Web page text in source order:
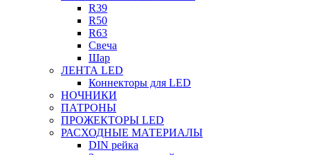
R39
R50
R63
Свеча
Шар
ЛЕНТА LED
Коннекторы для LED
НОЧНИКИ
ПАТРОНЫ
ПРОЖЕКТОРЫ LED
РАСХОДНЫЕ МАТЕРИАЛЫ
DIN рейка